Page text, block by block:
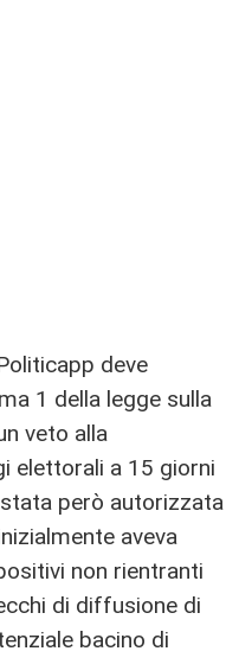
deve
1 della legge sulla
veto alla
elettorali a 15 giorni
stata però autorizzata
aveva
non rientranti
di diffusione di
bacino di